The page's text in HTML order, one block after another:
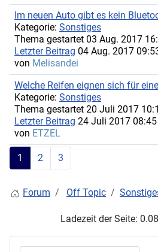
Im neuen Auto gibt es kein
Kategorie: Sonstiges
Thema gestartet 03 Aug. 2017
Letzter Beitrag 04 Aug. 2017
von Melisandei
Welche Reifen eignen sich für
Kategorie: Sonstiges
Thema gestartet 20 Juli 2017
Letzter Beitrag 24 Juli 2017 08:45
von ETZEL
1 2 3
Forum Off Topic
Ladezeit der Seite: